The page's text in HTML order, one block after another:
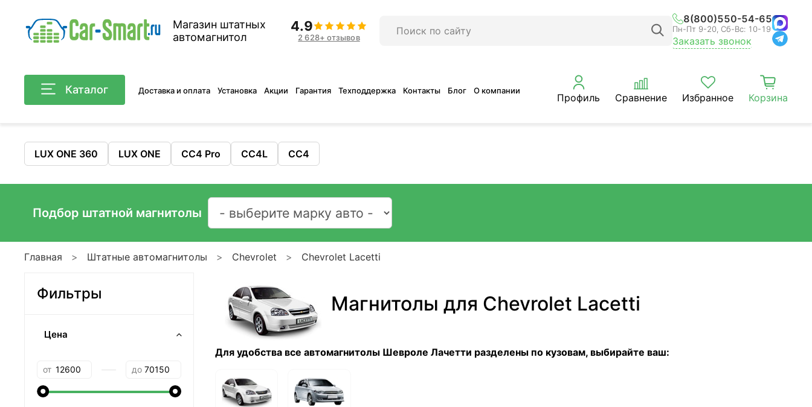
Магазин штатных
автомагнитол
4.9
2 628+ отзывов
8(800)550-54-65
Пн-Пт 9-20, Сб-Вс: 10-19
Заказать звонок
Каталог Доставка и оплата Установка Акции Гарантия Техподдержка Контакты Блог О компании
Профиль Сравнение Избранное Корзина
LUX ONE 360 LUX ONE CC4 Pro CC4L CC4
Подбор штатной магнитолы
Главная Штатные автомагнитолы Chevrolet Chevrolet Lacetti
Магнитолы для Chevrolet Lacetti
Для удобства все автомагнитолы Шевроле Лачетти разделены по кузовам, выбирайте ваш:
Фильтры
Цена
от до